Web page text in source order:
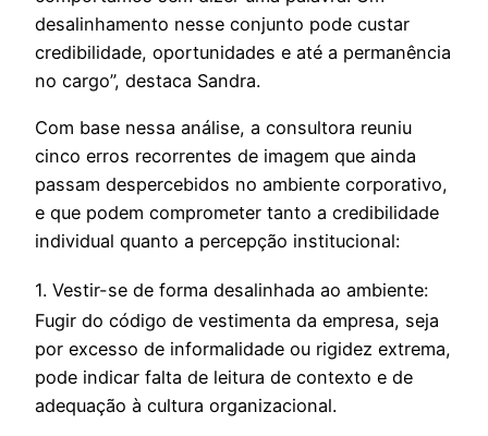
desalinhamento nesse conjunto pode custar
credibilidade, oportunidades e até a permanência
no cargo”, destaca Sandra.
Com base nessa análise, a consultora reuniu
cinco erros recorrentes de imagem que ainda
passam despercebidos no ambiente corporativo,
e que podem comprometer tanto a credibilidade
individual quanto a percepção institucional:
1. Vestir-se de forma desalinhada ao ambiente:
Fugir do código de vestimenta da empresa, seja
por excesso de informalidade ou rigidez extrema,
pode indicar falta de leitura de contexto e de
adequação à cultura organizacional.